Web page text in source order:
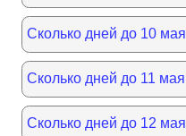
Сколько дней до 10 мая
Сколько дней до 11 мая
Сколько дней до 12 мая